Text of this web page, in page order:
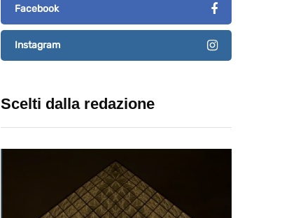
Facebook
Instagram
Scelti dalla redazione